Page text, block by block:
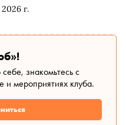
2026 г.
знакомьтесь с
и мероприятиях клуба.